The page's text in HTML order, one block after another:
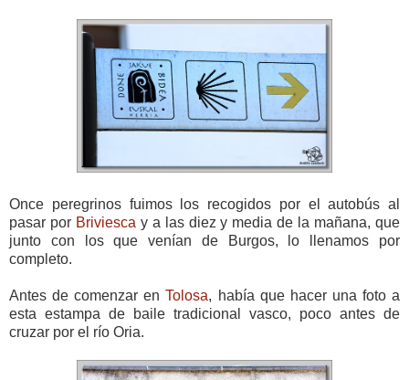
Once peregrinos fuimos los recogidos por el autobús al
pasar por Briviesca y a las diez y media de la mañana, que
junto con los que venían de Burgos, lo llenamos por
completo.
Antes de comenzar enTolosa, había que hacer una foto a
esta estampa de baile tradicional vasco, poco antes de
cruzar por el río Oria.